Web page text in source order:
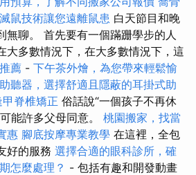
鼠技術讓您遠離鼠患 白天節目和晚
無聊。 首先要有一個蹣跚學步的人
大多數情況下，在大多數情況下，這
薦 - 下午茶外燴，為您帶來輕鬆愉
聽器，選擇舒適且隱蔽的耳掛式助
甲脊椎矯正 俗話說“一個孩子不再休
能許多父母同意。 桃園搬家，找當
惠 腳底按摩專業教學 在這裡，全包
好的服務 選擇合適的眼科診所，確
怎麼處理？ - 包括有趣和開發動畫